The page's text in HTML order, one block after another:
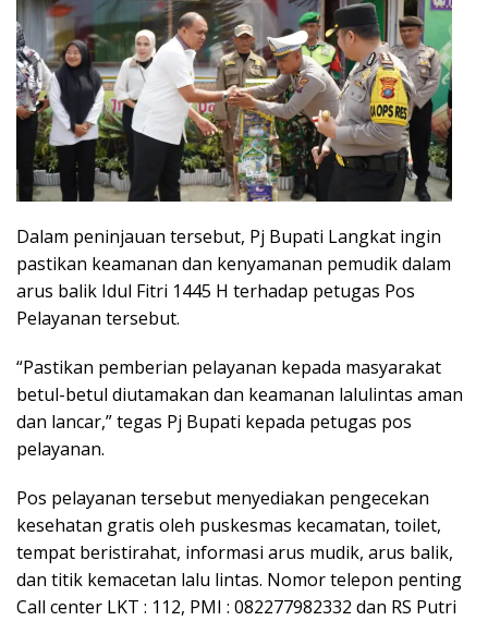
Dalam peninjauan tersebut, Pj Bupati Langkat ingin
pastikan keamanan dan kenyamanan pemudik dalam
arus balik Idul Fitri 1445 H terhadap petugas Pos
Pelayanan tersebut.
“Pastikan pemberian pelayanan kepada masyarakat
betul-betul diutamakan dan keamanan lalulintas aman
dan lancar,” tegas Pj Bupati kepada petugas pos
pelayanan.
Pos pelayanan tersebut menyediakan pengecekan
kesehatan gratis oleh puskesmas kecamatan, toilet,
tempat beristirahat, informasi arus mudik, arus balik,
dan titik kemacetan lalu lintas. Nomor telepon penting
Call center LKT : 112, PMI : 082277982332 dan RS Putri